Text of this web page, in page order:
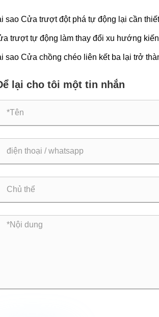
sao Cửa trượt đột phá tự động lại cần
hiện đại?
trượt tự động làm thay đổi xu hướng kiến
quả và tương lai như thế nào?
sao Cửa chồng chéo liên kết ba lại trở
lại cho tôi một tin nhắn